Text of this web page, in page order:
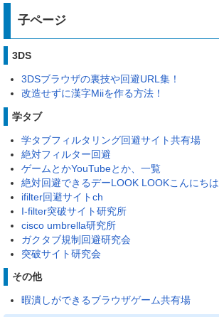
子ページ
3DS
3DSブラウザの裏技や回避URL集！
改造せずに漢字Miiを作る方法！
学タブ
学タブフィルタリング回避サイト共有場
絶対フィルター回避
ゲームとかYouTubeとか、一覧
絶対回避できるデーLOOK LOOKこんにちは
ifilter回避サイトch
I-filter突破サイト研究所
cisco umbrella研究所
ガクタブ規制回避研究会
突破サイト研究会
その他
暇潰しができるブラウザゲーム共有場